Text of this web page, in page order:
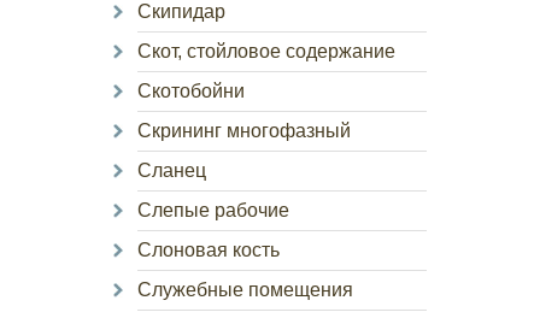
Скипидар
Скот, стойловое содержание
Скотобойни
Скрининг многофазный
Сланец
Слепые рабочие
Слоновая кость
Служебные помещения